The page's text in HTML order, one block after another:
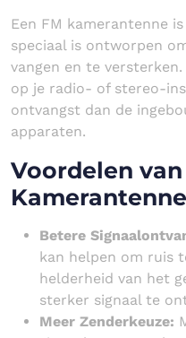
Een FM kamerantenne
speciaal is ontworpen
vangen en te
op je radio- of stereo-
ontvangst dan de
apparaten.
Voordelen van
Kamerantenne
Betere
kan helpen om ruis
helderheid van het
sterker signaal te
Meer Zenderkeuze: